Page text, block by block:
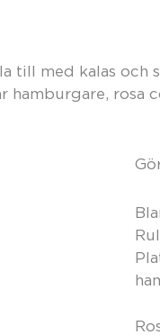
till med kalas och
hamburgare, rosa